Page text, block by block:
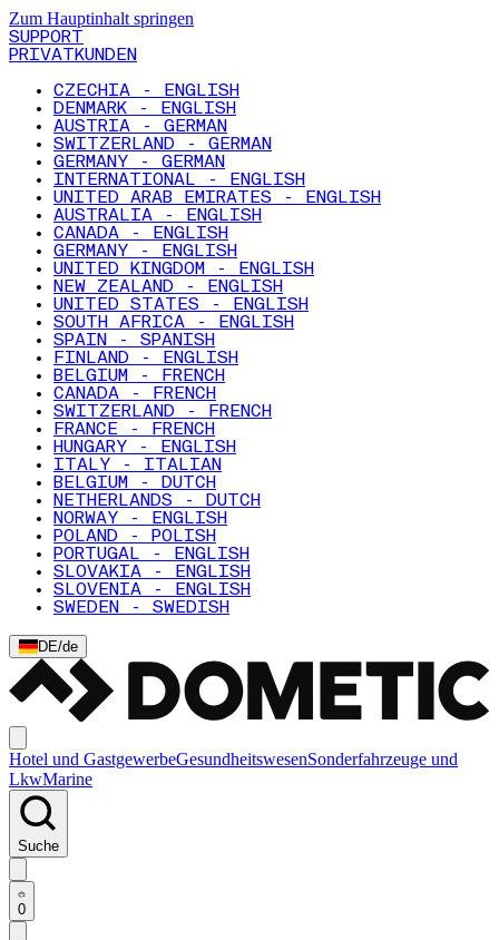
Zum Hauptinhalt springen
SUPPORT
PRIVATKUNDEN
CZECHIA - ENGLISH
DENMARK - ENGLISH
AUSTRIA - GERMAN
SWITZERLAND - GERMAN
GERMANY - GERMAN
INTERNATIONAL - ENGLISH
UNITED ARAB EMIRATES - ENGLISH
AUSTRALIA - ENGLISH
CANADA - ENGLISH
GERMANY - ENGLISH
UNITED KINGDOM - ENGLISH
NEW ZEALAND - ENGLISH
UNITED STATES - ENGLISH
SOUTH AFRICA - ENGLISH
SPAIN - SPANISH
FINLAND - ENGLISH
BELGIUM - FRENCH
CANADA - FRENCH
SWITZERLAND - FRENCH
FRANCE - FRENCH
HUNGARY - ENGLISH
ITALY - ITALIAN
BELGIUM - DUTCH
NETHERLANDS - DUTCH
NORWAY - ENGLISH
POLAND - POLISH
PORTUGAL - ENGLISH
SLOVAKIA - ENGLISH
SLOVENIA - ENGLISH
SWEDEN - SWEDISH
DE/de
Hotel und GastgewerbeGesundheitswesenSonderfahrzeuge und
LkwMarine
Suche
0